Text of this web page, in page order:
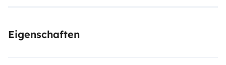
Il est très autonome :
230v (basculement automatique)
Eigenschaften